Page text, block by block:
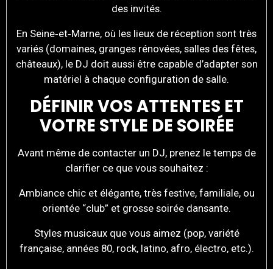
des invités.
En Seine‑et‑Marne, où les lieux de réception sont très
variés (domaines, granges rénovées, salles des fêtes,
châteaux), le DJ doit aussi être capable d’adapter son
matériel à chaque configuration de salle.
DÉFINIR VOS ATTENTES ET
VOTRE STYLE DE SOIRÉE
Avant même de contacter un DJ, prenez le temps de
clarifier ce que vous souhaitez :
Ambiance chic et élégante, très festive, familiale, ou
orientée “club” et grosse soirée dansante.
Styles musicaux que vous aimez (pop, variété
française, années 80, rock, latino, afro, électro, etc.).